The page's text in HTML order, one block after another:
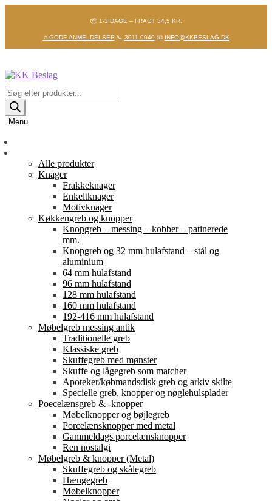
📦 1-3 DAGE – FRAGT 34,5 KR.
⭐-GODE ANMELDELSER📞 3011 0040📧 INFO@KKBESLAG.DK
Spring
til
navigation
Spring
til
indhold
Products
search
Menu
Alle produkter
Knager
Frakkeknager
Enkeltknager
Motivknager
Køkkengreb og knopper
Knopgreb – messing – kobber – patinerede
mm.
Knopgreb og 32 mm hulafstand – stål og
aluminium
64 mm hulafstand
96 mm hulafstand
128 mm hulafstand
160 mm hulafstand
192-416 mm hulafstand
Møbelgreb messing antik
Traditionelle greb
Klassiske greb
Skuffegreb med mønster
Skuffe og lågegreb som matcher
Apoteker/købmandsdisk greb og arkiv skilte
Specielle greb, knopper og nøglehulsplader
Poecelænsgreb & -knopper
Møbelknopper og bøjlegreb
Porcelænsknopper med metal
Gammeldags porcelænsknopper
Ren nostalgi
Møbelgreb & knopper (Metal)
Skuffegreb og skålegreb
Hængegreb
Møbelknopper